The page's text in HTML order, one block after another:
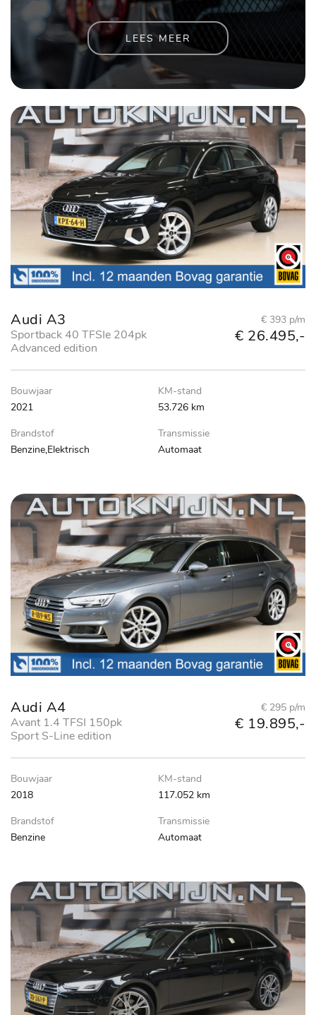
LEES MEER
Audi A3
Sportback 40 TFSIe 204pk
Advanced edition
€ 393 p/m
€ 26.495,-
Bouwjaar
2021
KM-stand
53.726 km
Brandstof
Benzine,Elektrisch
Transmissie
Automaat
Audi A4
Avant 1.4 TFSI 150pk
Sport S-Line edition
€ 295 p/m
€ 19.895,-
Bouwjaar
2018
KM-stand
117.052 km
Brandstof
Benzine
Transmissie
Automaat